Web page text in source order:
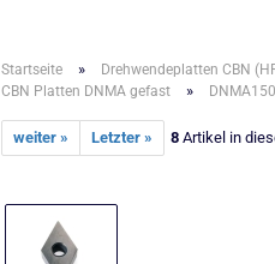
Startseite » Drehwendeplatten CBN
CBN Platten DNMA gefast »
weiter » Letzter » 8 Artikel in